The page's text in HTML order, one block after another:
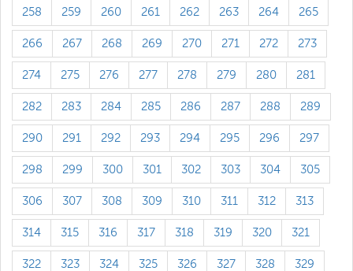
258 259 260 261 262 263 264 265
266 267 268 269 270 271 272 273
274 275 276 277 278 279 280 281
282 283 284 285 286 287 288 289
290 291 292 293 294 295 296 297
298 299 300 301 302 303 304 305
306 307 308 309 310 311 312 313
314 315 316 317 318 319 320 321
322 323 324 325 326 327 328 329